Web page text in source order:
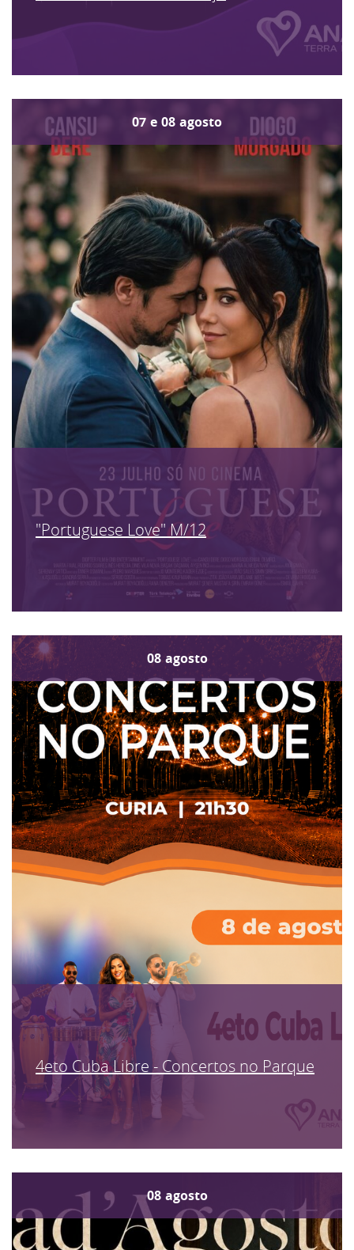
07 e 08 agosto
"Portuguese Love" M/12
08 agosto
4eto Cuba Libre - Concertos no Parque
08 agosto